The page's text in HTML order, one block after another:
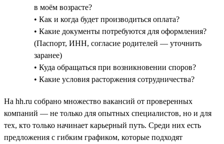
в моём возрасте?
• Как и когда будет производиться оплата?
• Какие документы потребуются для оформления?
(Паспорт, ИНН, согласие родителей — уточнить
заранее)
• Куда обращаться при возникновении споров?
• Какие условия расторжения сотрудничества?
На hh.ru собрано множество вакансий от проверенных
компаний — не только для опытных специалистов, но и для
тех, кто только начинает карьерный путь. Среди них есть
предложения с гибким графиком, которые подходят